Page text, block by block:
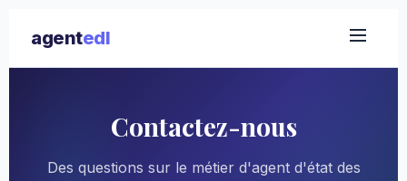
agentedl
Contactez-nous
Des questions sur le métier d'agent d'état des